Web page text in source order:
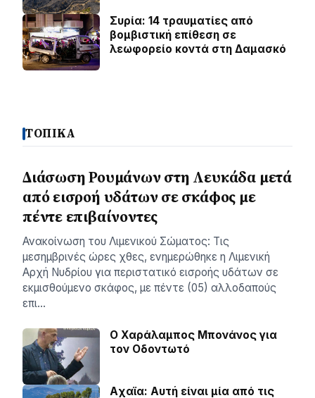
Συρία: 14 τραυματίες από
βομβιστική επίθεση σε
λεωφορείο κοντά στη Δαμασκό
ΤΟΠΙΚΑ
Διάσωση Ρουμάνων στη Λευκάδα μετά
από εισροή υδάτων σε σκάφος με
πέντε επιβαίνοντες
Ανακοίνωση του Λιμενικού Σώματος: Τις
μεσημβρινές ώρες χθες, ενημερώθηκε η Λιμενική
Αρχή Νυδρίου για περιστατικό εισροής υδάτων σε
εκμισθούμενο σκάφος, με πέντε (05) αλλοδαπούς
επι…
Ο Χαράλαμπος Μπονάνος για
τον Οδοντωτό
Aχαϊα: Αυτή είναι μία από τις